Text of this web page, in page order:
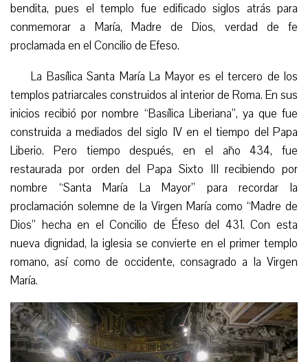
bendita, pues el templo fue edificado siglos atrás para
conmemorar a María, Madre de Dios, verdad de fe
proclamada en el Concilio de Efeso.
La Basílica Santa María La Mayor es el tercero de los
templos patriarcales construidos al interior de Roma. En sus
inicios recibió por nombre “Basílica Liberiana”, ya que fue
construida a mediados del siglo IV en el tiempo del Papa
Liberio. Pero tiempo después, en el año 434, fue
restaurada por orden del Papa Sixto III recibiendo por
nombre “Santa María La Mayor” para recordar la
proclamación solemne de la Virgen María como “Madre de
Dios” hecha en el Concilio de Éfeso del 431. Con esta
nueva dignidad, la iglesia se convierte en el primer templo
romano, así como de occidente, consagrado a la Virgen
María.